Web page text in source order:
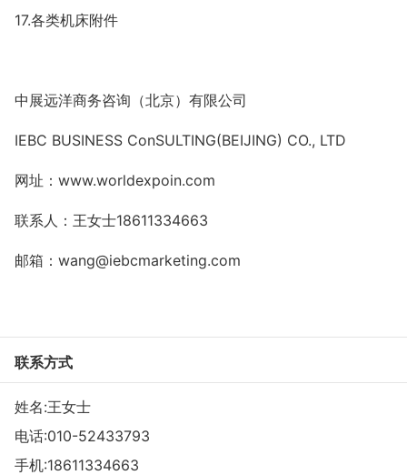
17.各类机床附件
中展远洋商务咨询（北京）有限公司
IEBC BUSINESS ConSULTING(BEIJING) CO., LTD
网址 ： www.worldexpoin.com
联系人：王女士18611334663
邮箱： wang@iebcmarketing.com
联系方式
姓名:王女士
电话:010-52433793
手机:18611334663